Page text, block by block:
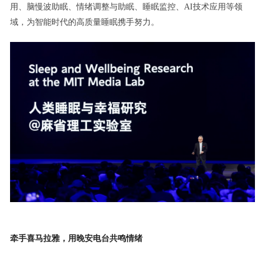
用、脑慢波助眠、情绪调整与助眠、睡眠监控、AI技术应用等领
域，为智能时代的高质量睡眠携手努力。
牵手喜马拉雅，用晚安电台共鸣情绪